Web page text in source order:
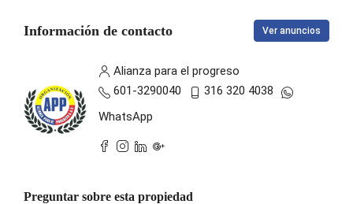
Información de contacto Ver anuncios
Alianza para el progreso
601-3290040
316 320 4038
WhatsApp
Preguntar sobre esta propiedad